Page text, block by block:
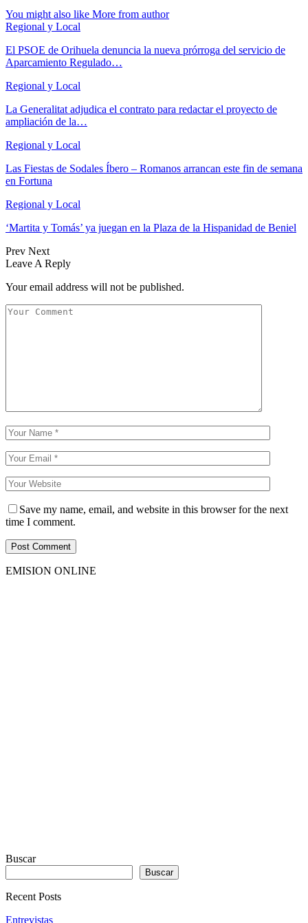
You might also like More from author
Regional y Local
El PSOE de Orihuela denuncia la nueva prórroga del servicio de
Aparcamiento Regulado…
Regional y Local
La Generalitat adjudica el contrato para redactar el proyecto de
ampliación de la…
Regional y Local
Las Fiestas de Sodales Íbero – Romanos arrancan este fin de semana
en Fortuna
Regional y Local
‘Martita y Tomás’ ya juegan en la Plaza de la Hispanidad de Beniel
Prev Next
Leave A Reply
Your email address will not be published.
Save my name, email, and website in this browser for the next
time I comment.
EMISION ONLINE
Buscar
Buscar
Recent Posts
Entrevistas